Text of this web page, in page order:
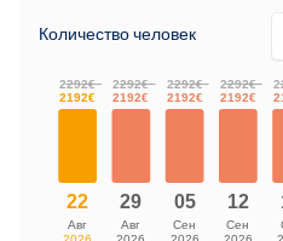
Количество человек